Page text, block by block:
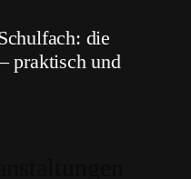
die
praktisch und